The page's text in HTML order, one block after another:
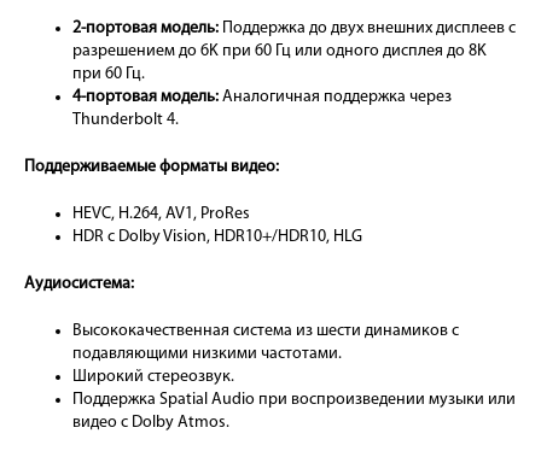
2-портовая модель: Поддержка до двух внешних дисплеев с
разрешением до 6K при 60 Гц или одного дисплея до 8K
при 60 Гц.
4-портовая модель: Аналогичная поддержка через
Thunderbolt 4.
Поддерживаемые форматы видео:
HEVC, H.264, AV1, ProRes
HDR с Dolby Vision, HDR10+/HDR10, HLG
Аудиосистема:
Высококачественная система из шести динамиков с
подавляющими низкими частотами.
Широкий стереозвук.
Поддержка Spatial Audio при воспроизведении музыки или
видео с Dolby Atmos.